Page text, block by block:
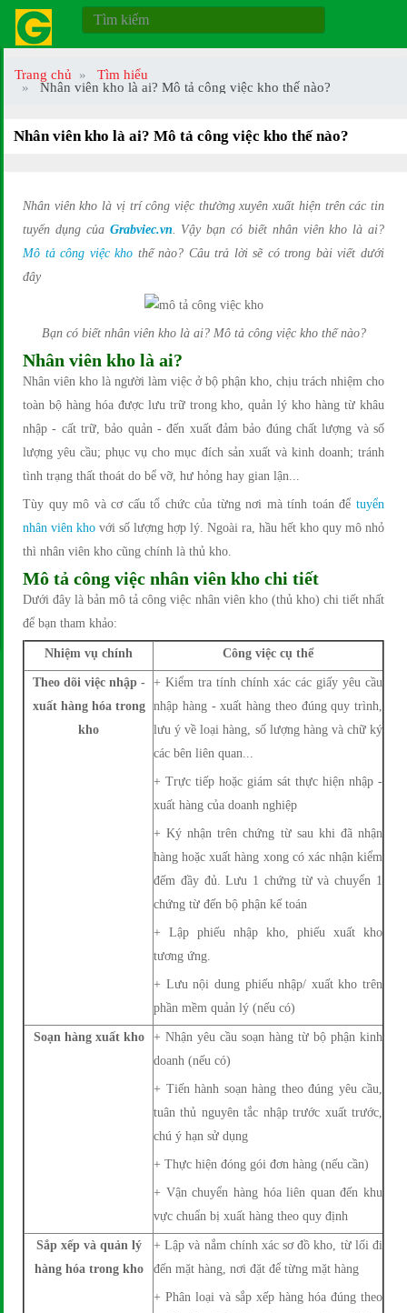
Trang chủ
Tìm hiểu
Nhân viên kho là ai? Mô tả công việc kho thế nào?
Nhân viên kho là ai? Mô tả công việc kho thế nào?
Nhân viên kho là vị trí công việc thường xuyên xuất hiện trên các tin
tuyển dụng của Grabviec.vn. Vậy bạn có biết nhân viên kho là ai?
Mô tả công việc kho thế nào? Câu trả lời sẽ có trong bài viết dưới
đây
Bạn có biết nhân viên kho là ai? Mô tả công việc kho thế nào?
Nhân viên kho là ai?
Nhân viên kho là người làm việc ở bộ phận kho, chịu trách nhiệm cho
toàn bộ hàng hóa được lưu trữ trong kho, quản lý kho hàng từ khâu
nhập - cất trữ, bảo quản - đến xuất đảm bảo đúng chất lượng và số
lượng yêu cầu; phục vụ cho mục đích sản xuất và kinh doanh; tránh
tình trạng thất thoát do bể vỡ, hư hỏng hay gian lận...
Tùy quy mô và cơ cấu tổ chức của từng nơi mà tính toán để tuyển
nhân viên kho với số lượng hợp lý. Ngoài ra, hầu hết kho quy mô nhỏ
thì nhân viên kho cũng chính là thủ kho.
Mô tả công việc nhân viên kho chi tiết
Dưới đây là bản mô tả công việc nhân viên kho (thủ kho) chi tiết nhất
để bạn tham khảo:
Nhiệm vụ chính Công việc cụ thể
Theo dõi việc nhập -
xuất hàng hóa trong
kho
+ Kiểm tra tính chính xác các giấy yêu cầu
nhập hàng - xuất hàng theo đúng quy trình,
lưu ý về loại hàng, số lượng hàng và chữ ký
các bên liên quan...
+ Trực tiếp hoặc giám sát thực hiện nhập -
xuất hàng của doanh nghiệp
+ Ký nhận trên chứng từ sau khi đã nhận
hàng hoặc xuất hàng xong có xác nhận kiểm
đếm đầy đủ. Lưu 1 chứng từ và chuyển 1
chứng từ đến bộ phận kế toán
+ Lập phiếu nhập kho, phiếu xuất kho
tương ứng.
+ Lưu nội dung phiếu nhập/ xuất kho trên
phần mềm quản lý (nếu có)
Soạn hàng xuất kho
+ Nhận yêu cầu soạn hàng từ bộ phận kinh
doanh (nếu có)
+ Tiến hành soạn hàng theo đúng yêu cầu,
tuân thủ nguyên tắc nhập trước xuất trước,
chú ý hạn sử dụng
+ Thực hiện đóng gói đơn hàng (nếu cần)
+ Vận chuyển hàng hóa liên quan đến khu
vực chuẩn bị xuất hàng theo quy định
Sắp xếp và quản lý
hàng hóa trong kho
+ Lập và nắm chính xác sơ đồ kho, từ lối đi
đến mặt hàng, nơi đặt để từng mặt hàng
+ Phân loại và sắp xếp hàng hóa đúng theo